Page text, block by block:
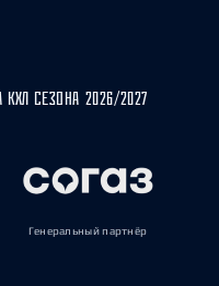
СЕЗОНА 2026/2027
Генеральный партнёр